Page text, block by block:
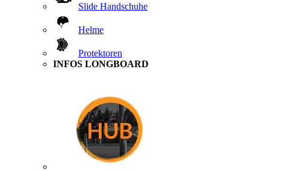
Slide Handschuhe
Helme
Protektoren
INFOS LONGBOARD